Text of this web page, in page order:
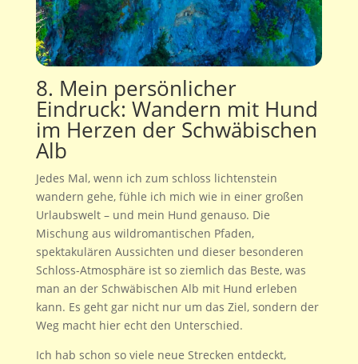
8. Mein persönlicher
Eindruck: Wandern mit Hund
im Herzen der Schwäbischen
Alb
Jedes Mal, wenn ich zum schloss lichtenstein
wandern gehe, fühle ich mich wie in einer großen
Urlaubswelt – und mein Hund genauso. Die
Mischung aus wildromantischen Pfaden,
spektakulären Aussichten und dieser besonderen
Schloss-Atmosphäre ist so ziemlich das Beste, was
man an der Schwäbischen Alb mit Hund erleben
kann. Es geht gar nicht nur um das Ziel, sondern der
Weg macht hier echt den Unterschied.
Ich hab schon so viele neue Strecken entdeckt,